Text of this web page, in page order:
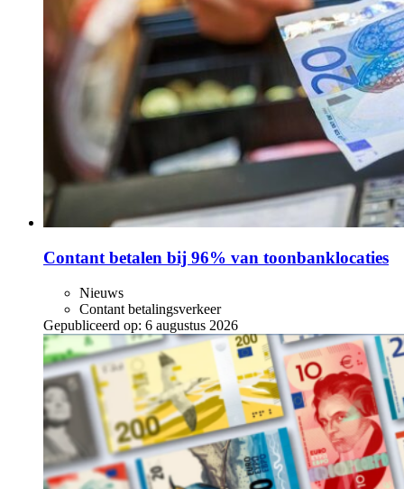
Contant betalen bij 96% van toonbanklocaties
Nieuws
Contant betalingsverkeer
Gepubliceerd op: 6 augustus 2026